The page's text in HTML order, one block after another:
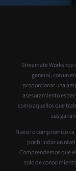
Streamate
general, con un
proporcionar una
asesoramiento
como aquellos que
sus
Nuestro compromiso
por brindar un
Comprendemos que
solo de